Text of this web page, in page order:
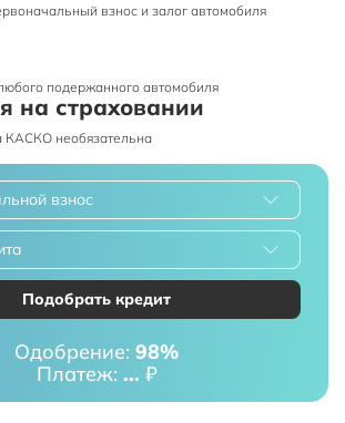
взнос и залог автомобиля
подержанного автомобиля
на страховании
КАСКО необязательна
взнос
Подобрать кредит
Одобрение: 98%
Платеж: ... ₽